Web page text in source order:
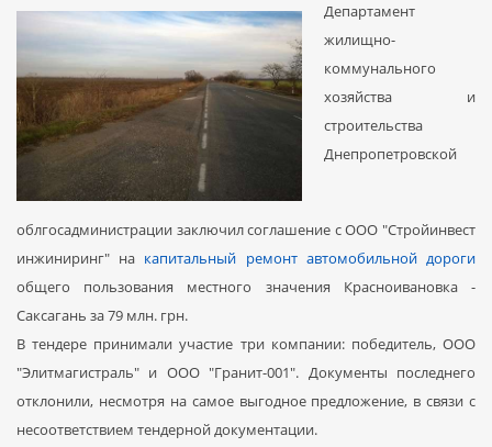
Департамент
жилищно-
коммунального
хозяйства и
строительства
Днепропетровской
облгосадминистрации заключил соглашение с ООО "Стройинвест
инжиниринг" на капитальный ремонт автомобильной дороги
общего пользования местного значения Красноивановка -
Саксагань за 79 млн. грн.
В тендере принимали участие три компании: победитель, ООО
"Элитмагистраль" и ООО "Гранит-001". Документы последнего
отклонили, несмотря на самое выгодное предложение, в связи с
несоответствием тендерной документации.